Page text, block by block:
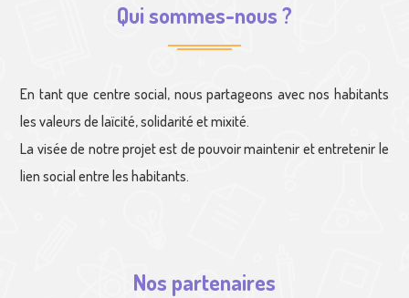
Qui sommes-nous ?
En tant que centre social, nous partageons avec nos habitants
les valeurs de laïcité, solidarité et mixité.
La visée de notre projet est de pouvoir maintenir et entretenir le
lien social entre les habitants.
Nos partenaires